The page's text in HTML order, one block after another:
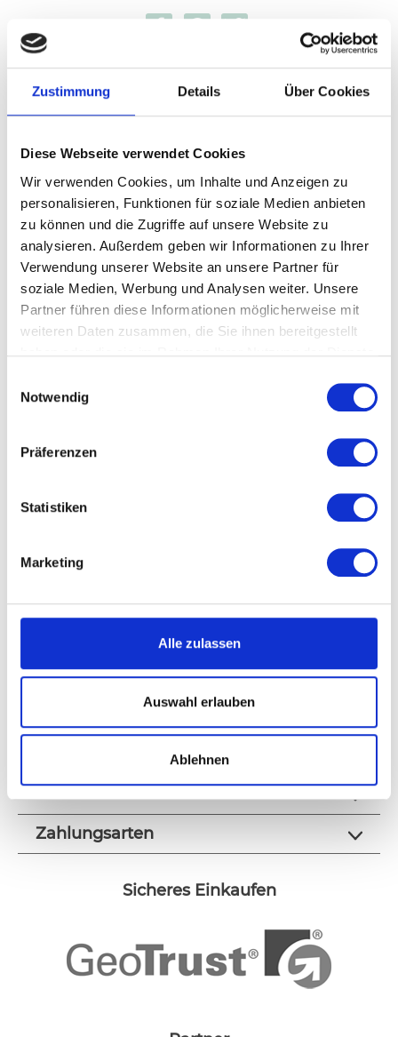
Zustimmung Details Über Cookies
Diese Webseite verwendet Cookies
Wir verwenden Cookies, um Inhalte und Anzeigen zu
personalisieren, Funktionen für soziale Medien anbieten
zu können und die Zugriffe auf unsere Website zu
analysieren. Außerdem geben wir Informationen zu Ihrer
Verwendung unserer Website an unsere Partner für
soziale Medien, Werbung und Analysen weiter. Unsere
Partner führen diese Informationen möglicherweise mit
weiteren Daten zusammen, die Sie ihnen bereitgestellt
Notwendig
Präferenzen
Statistiken
Marketing
Alle zulassen
Auswahl erlauben
Ablehnen
Bitte verwenden Sie für Sonderzeichen und
Texte mit z.B. kyrillischen Buchstaben
Textvorlagen Roboto
Kontakt
Rechtliches
Zahlungsarten
Sicheres Einkaufen